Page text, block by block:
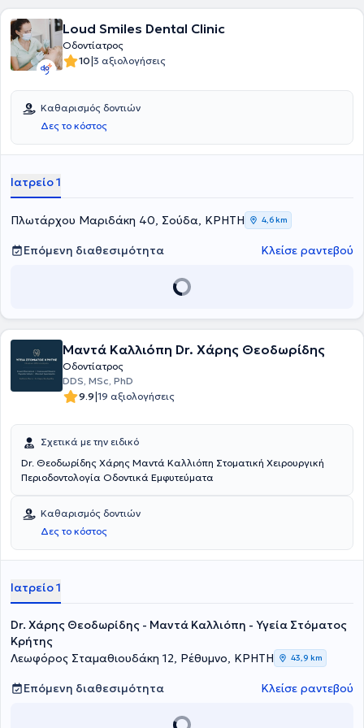
Loud Smiles Dental Clinic
Οδοντίατρος
10|3 αξιολογήσεις
Καθαρισμός δοντιών
Δες το κόστος
Ιατρείο 1
Πλωτάρχου Μαριδάκη 40, Σούδα, ΚΡΗΤΗ 4,6 km
Επόμενη διαθεσιμότητα Κλείσε ραντεβού
Μαντά Καλλιόπη Dr. Χάρης Θεοδωρίδης
Οδοντίατρος
DDS, MSc, PhD
9.9|19 αξιολογήσεις
Σχετικά με την ειδικό
Dr. Θεοδωρίδης Χάρης Μαντά Καλλιόπη Στοματική Χειρουργική
Περιοδοντολογία Οδοντικά Εμφυτεύματα
Καθαρισμός δοντιών
Δες το κόστος
Ιατρείο 1
Dr. Χάρης Θεοδωρίδης - Μαντά Καλλιόπη - Υγεία Στόματος
Κρήτης
Λεωφόρος Σταμαθιουδάκη 12, Ρέθυμνο, ΚΡΗΤΗ
43,9 km
Επόμενη διαθεσιμότητα Κλείσε ραντεβού